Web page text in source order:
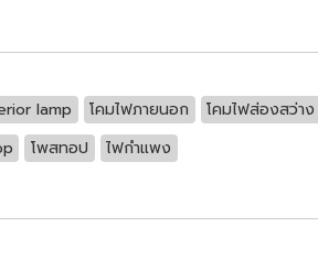
lamp โคมไฟภายนอก โคมไฟส่องสว่าง
โพสทอป ไฟกำแพง